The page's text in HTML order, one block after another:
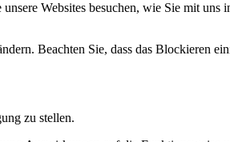
Websites besuchen, wie Sie mit uns
Beachten Sie, dass das Blockieren
zu stellen.